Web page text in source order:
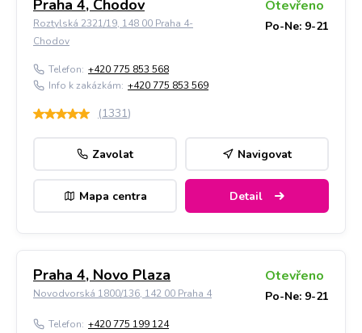
Praha 4, Chodov
Roztylská 2321/19, 148 00 Praha 4-
Chodov
Otevřeno
Po-Ne: 9-21
Telefon: +420 775 853 568
Info k zakázkám: +420 775 853 569
(1331)
Zavolat Navigovat
Mapa centra Detail
Praha 4, Novo Plaza
Novodvorská 1800/136, 142 00 Praha 4
Otevřeno
Po-Ne: 9-21
Telefon: +420 775 199 124